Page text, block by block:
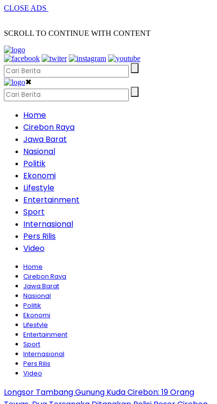
CLOSE ADS
SCROLL TO CONTINUE WITH CONTENT
✖
Home
Cirebon Raya
Jawa Barat
Nasional
Politik
Ekonomi
Lifestyle
Entertainment
Sport
Internasional
Pers Rilis
Video
Home
Cirebon Raya
Jawa Barat
Nasional
Politik
Ekonomi
Lifestyle
Entertainment
Sport
Internasional
Pers Rilis
Video
Longsor Tambang Gunung Kuda Cirebon: 19 Orang